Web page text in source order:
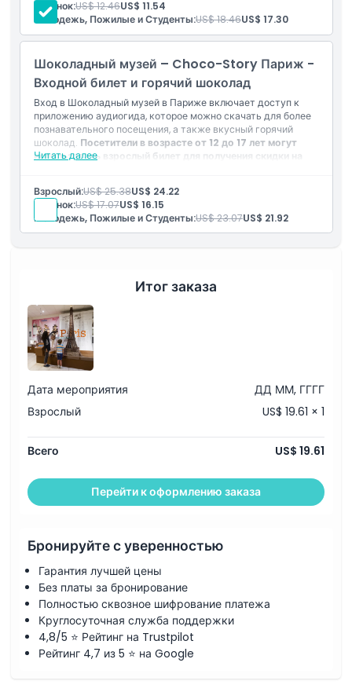
Включено
Политика в отношении детей и взрослых
Часы работы
Вещи, которые нужно знать
Местоположение
Ребенок:US$ 12.46US$ 11.54
Молодежь, Пожилые и Студенты:US$ 18.46US$ 17.30
Шоколадный музей – Choco-Story Париж -
Входной билет и горячий шоколад
Вход в Шоколадный музей в Париже включает доступ к
приложению аудиогида, которое можно скачать для более
познавательного посещения, а также вкусный горячий
шоколад. Посетители в возрасте от 12 до 17 лет могут
использовать взрослый билет для получения скидки на
производстве шоколада.
Читать далее
Взрослый:US$ 25.38US$ 24.22
Ребенок:US$ 17.07US$ 16.15
Молодежь, Пожилые и Студенты:US$ 23.07US$ 21.92
Итог заказа
Дата мероприятия
ДД ММ, ГГГГ
Взрослый
US$ 19.61 × 1
Всего US$ 19.61
Перейти к оформлению заказа
Бронируйте с уверенностью
Гарантия лучшей цены
Без платы за бронирование
Полностью сквозное шифрование платежа
Круглосуточная служба поддержки
4,8/5 ⭐ Рейтинг на Trustpilot
Рейтинг 4,7 из 5 ⭐ на Google